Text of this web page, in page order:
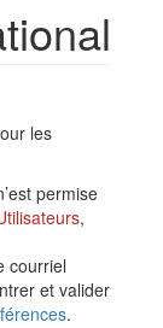
les
permise
,
courriel
et valider
.